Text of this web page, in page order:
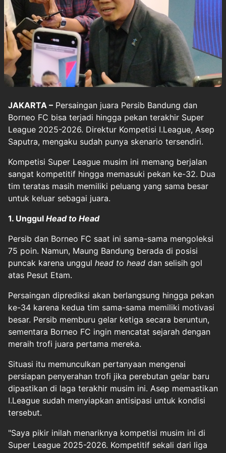
JAKARTA – Persaingan juara Persib Bandung dan
Borneo FC bisa terjadi hingga pekan terakhir Super
League 2025-2026. Direktur Kompetisi I.League, Asep
Saputra, mengaku sudah punya skenario tersendiri.
Kompetisi Super League musim ini memang berjalan
sangat kompetitif hingga memasuki pekan ke-32. Dua
tim teratas masih memiliki peluang yang sama besar
untuk keluar sebagai juara.
1. Unggul Head to Head
Persib dan Borneo FC saat ini sama-sama mengoleksi
75 poin. Namun, Maung Bandung berada di posisi
puncak karena unggul head to head dan selisih gol
atas Pesut Etam.
Persaingan diprediksi akan berlangsung hingga pekan
ke-34 karena kedua tim sama-sama memiliki motivasi
besar. Persib memburu gelar ketiga secara beruntun,
sementara Borneo FC ingin mencatat sejarah dengan
meraih trofi juara pertama mereka.
Situasi itu memunculkan pertanyaan mengenai
persiapan penyerahan trofi jika perebutan gelar baru
dipastikan di laga terakhir musim ini. Asep memastikan
I.League sudah menyiapkan antisipasi untuk kondisi
tersebut.
"Saya pikir inilah menariknya kompetisi musim ini di
Super League 2025-2026. Kompetitif sekali dari liga